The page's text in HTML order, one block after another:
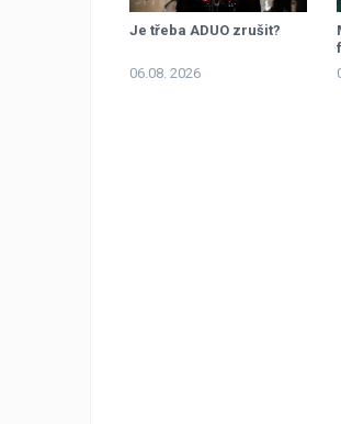
Je třeba ADUO zrušit?
06.08. 2026